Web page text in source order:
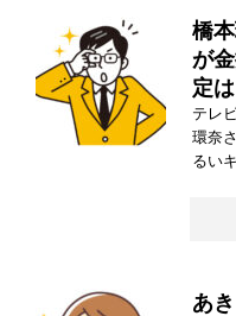
橋
が
定
テレ
環奈
るい
あ